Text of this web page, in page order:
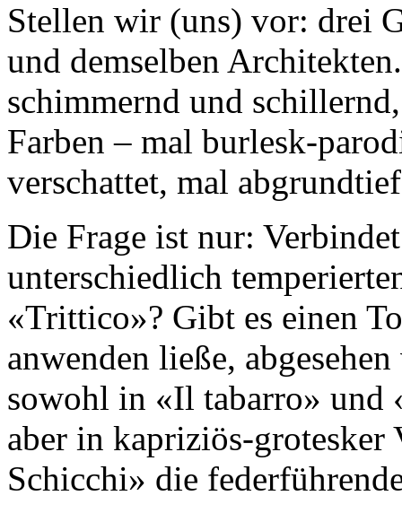
Stellen wir (uns) vor: drei
und demselben
schimmernd und
Farben – mal burlesk-
verschattet, mal
Die Frage ist nur:
unterschiedlich
«Trittico»? Gibt es einen
anwenden ließe,
sowohl in «Il tabarro» und
aber in kapriziös-
Schicchi» die